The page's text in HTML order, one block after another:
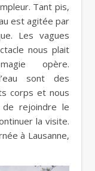
Tant pis,
est agitée par
Les vagues
nous plait
opère.
sont des
corps et nous
de rejoindre le
la visite.
à Lausanne,